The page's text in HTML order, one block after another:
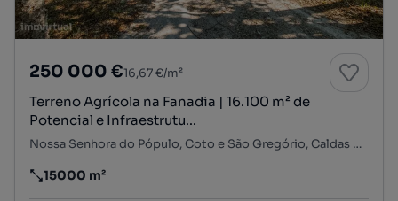
250 000 €16,67 €/m²
Terreno Agrícola na Fanadia | 16.100 m² de
Potencial e Infraestrutu...
Nossa Senhora do Pópulo, Coto e São Gregório, Caldas da Rainha, Leiria
Preço por metro quadrado
15000 m²